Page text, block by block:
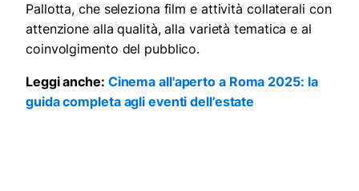
Pallotta, che seleziona film e attività collaterali con
attenzione alla qualità, alla varietà tematica e al
coinvolgimento del pubblico.
Leggi anche: Cinema all'aperto a Roma 2025: la
guida completa agli eventi dell’estate